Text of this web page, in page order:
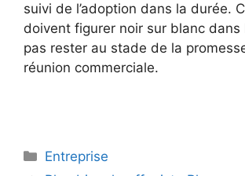
suivi de l’adoption dans la durée.
doivent figurer noir sur blanc
pas rester au stade de la
réunion commerciale.
Catégories
Entreprise